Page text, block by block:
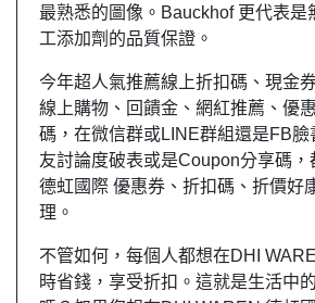
最熟悉的圖像。Bauckhof 更代表是
工添加劑的品質保證。
今年超人氣推薦線上折扣碼、現金
線上購物、回饋金、網紅推薦、優
碼，在微信群或LINE群組還是FB臉
友討論度破表或是Coupon分享碼，
德虹國際 優惠券、折扣碼、折價好
理。
不管如何，每個人都想在DHI
時省錢，享受折扣。這就是生活中